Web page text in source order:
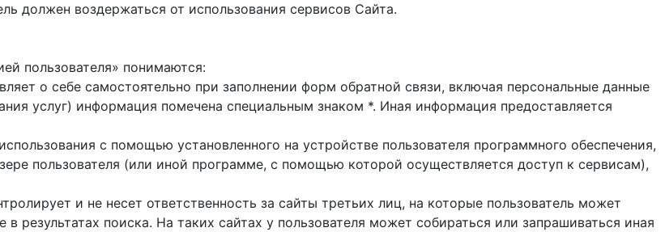
должен воздержаться от использования сервисов Сайта.
пользователя» понимаются:
о себе самостоятельно при заполнении форм обратной связи, включая персональные данные
услуг) информация помечена специальным знаком *. Иная информация предоставляется
с помощью установленного на устройстве пользователя программного обеспечения,
пользователя (или иной программе, с помощью которой осуществляется доступ к cервисам),
и не несет ответственность за сайты третьих лиц, на которые пользователь может
результатах поиска. На таких сайтах у пользователя может собираться или запрашиваться иная